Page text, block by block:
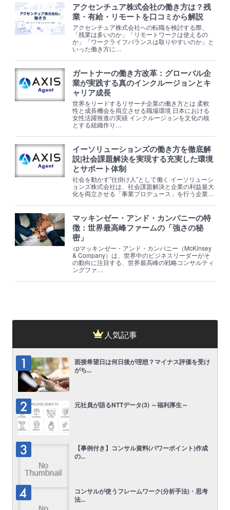
アクセンチュア株式会社の働き方は？残
業・有給・リモートを口コミから解説
アクセンチュア株式会社への転職を検討する際、
「残業は多いのか」「リモートワークは使えるの
か」「ワークライフバランスは取りやすいのか」と
いった働き方に…
ガートナーの働き方改革：グローバル企
業が実践する真のインクルージョンとキ
ャリア成長
世界をリードするリサーチ企業の働き方とは 柔軟
性と成長機会を両立させる職場環境 日本における
女性活躍推進の実績 インクルージョンを文化の核
とする組織作り…
イーソリューションズの働き方を徹底解
説|社会課題解決を実現する充実した環境
とサポート体制
社会を動かす”仕掛け人”として働く イーソリューシ
ョンズ株式会社は、社会課題解決と企業の利益最大
化を両立させる「事業プロデュース」を行う企業…
マッキンゼー・アンド・カンパニーの特
徴：世界最高峰ファームの「強さの秘
密」
<pマッキンゼー・アンド・カンパニー（McKinsey
& Company）は、世界中のビジネスリーダーがそ
の動向に注目する、世界最高峰の戦略コンサルティ
ングファ…
人気記事
面接希望日は何日後が理想？マイナス評価を受け
がち...
元社員が語るNTTデータ(3) ～福利厚生～
【事例付き】コンサル資料(パワーポイント)作成
の...
コンサルが使うフレームワーク(分析手法)・思考
法...